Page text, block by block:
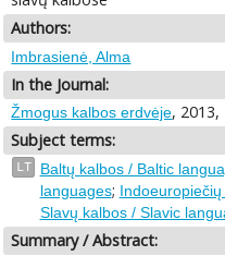
Authors:
Imbrasienė, Alma
In the Journal:
Žmogus kalbos erdvėje, 2013,
Subject terms:
LT Baltų kalbos / Baltic
languages;
Slavų kalbos / Slavic
Summary / Abstract: